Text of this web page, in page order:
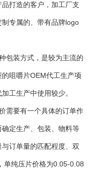
打造的客户，加工厂支
专属的、带有品牌logo
装方式，是较为主流的
咀嚼片OEM代工生产项
工生产中使用较少。
要有一个具体的订单作
定生产、包装、物料等
订单量的匹配程度、双
单纯压片价格为0.05-0.08